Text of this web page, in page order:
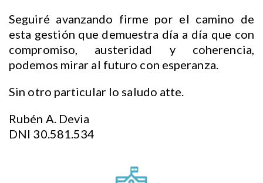
Seguiré avanzando firme por el camino de
esta gestión que demuestra día a día que con
compromiso, austeridad y coherencia,
podemos mirar al futuro con esperanza.
Sin otro particular lo saludo atte.
Rubén A. Devia
DNI 30.581.534